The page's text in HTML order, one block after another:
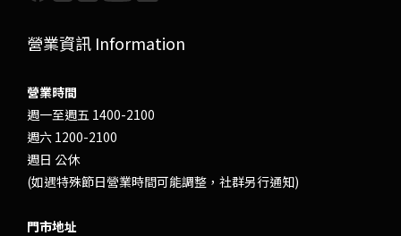
營業資訊 Information
營業時間
週一至週五 1400-2100
週六 1200-2100
週日 公休
(如遇特殊節日營業時間可能調整，社群另行通知)
門市地址